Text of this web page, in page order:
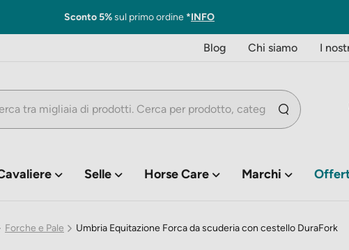
Sconto 5%sul primo ordine *INFO
Blog Chi siamo I
Selle Horse Care Marchi
Forche e Pale Umbria Equitazione Forca da scuderia con cestello DuraFork